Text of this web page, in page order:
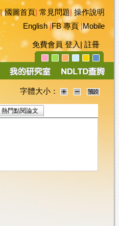
|國圖首頁 常見問題|操作說明
English|FB 專頁|Mobile
免費會員 登入 註冊
字體大小：
熱門點閱論文